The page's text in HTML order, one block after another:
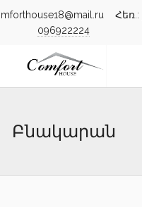
Հեռ.:
096922224
Բնակարան